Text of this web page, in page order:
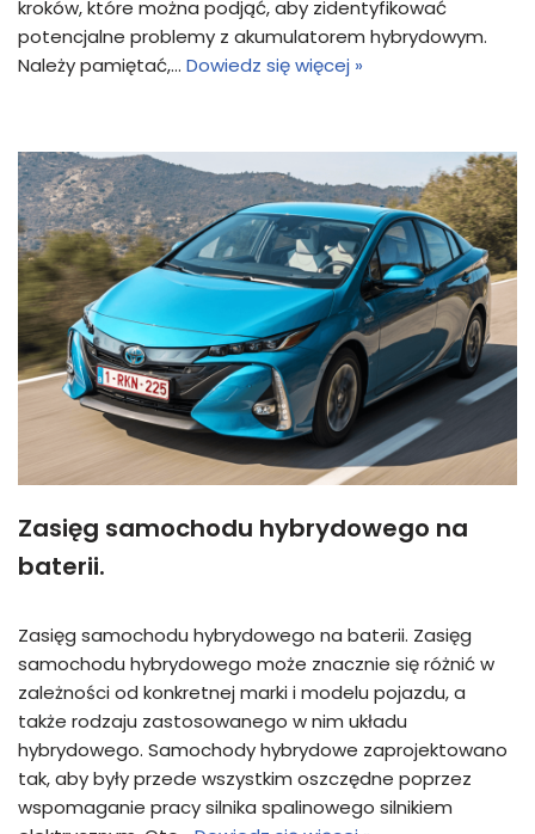
kroków, które można podjąć, aby zidentyfikować
potencjalne problemy z akumulatorem hybrydowym.
Należy pamiętać,… Dowiedz się więcej »
Zasięg samochodu hybrydowego na
baterii.
Zasięg samochodu hybrydowego na baterii. Zasięg
samochodu hybrydowego może znacznie się różnić w
zależności od konkretnej marki i modelu pojazdu, a
także rodzaju zastosowanego w nim układu
hybrydowego. Samochody hybrydowe zaprojektowano
tak, aby były przede wszystkim oszczędne poprzez
wspomaganie pracy silnika spalinowego silnikiem